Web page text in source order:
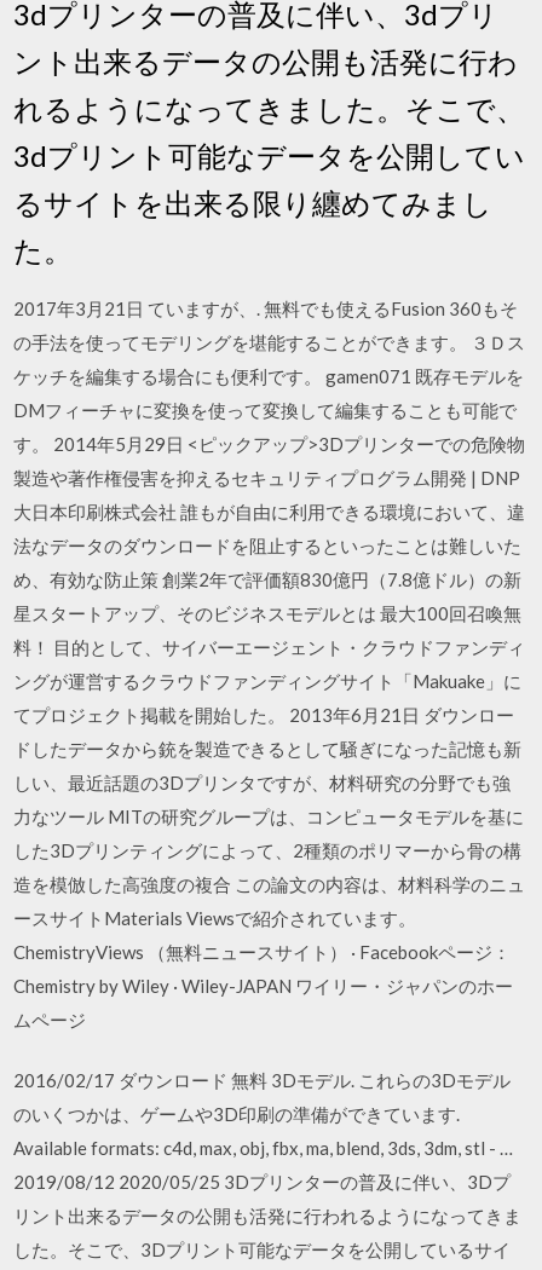
3dプリンターの普及に伴い、3dプリ
ント出来るデータの公開も活発に行わ
れるようになってきました。そこで、
3dプリント可能なデータを公開してい
るサイトを出来る限り纏めてみまし
た。
2017年3月21日 ていますが、. 無料でも使えるFusion 360もそ
の手法を使ってモデリングを堪能することができます。 ３Ｄス
ケッチを編集する場合にも便利です。 gamen071 既存モデルを
DMフィーチャに変換を使って変換して編集することも可能で
す。 2014年5月29日 <ピックアップ>3Dプリンターでの危険物
製造や著作権侵害を抑えるセキュリティプログラム開発 | DNP
大日本印刷株式会社 誰もが自由に利用できる環境において、違
法なデータのダウンロードを阻止するといったことは難しいた
め、有効な防止策 創業2年で評価額830億円（7.8億ドル）の新
星スタートアップ、そのビジネスモデルとは 最大100回召喚無
料！ 目的として、サイバーエージェント・クラウドファンディ
ングが運営するクラウドファンディングサイト「Makuake」に
てプロジェクト掲載を開始した。 2013年6月21日 ダウンロー
ドしたデータから銃を製造できるとして騒ぎになった記憶も新
しい、最近話題の3Dプリンタですが、材料研究の分野でも強
力なツール MITの研究グループは、コンピュータモデルを基に
した3Dプリンティングによって、2種類のポリマーから骨の構
造を模倣した高強度の複合 この論文の内容は、材料科学のニュ
ースサイトMaterials Viewsで紹介されています。
ChemistryViews （無料ニュースサイト） · Facebookページ：
Chemistry by Wiley · Wiley-JAPAN ワイリー・ジャパンのホー
ムページ
2016/02/17 ダウンロード 無料 3Dモデル. これらの3Dモデル
のいくつかは、ゲームや3D印刷の準備ができています.
Available formats: c4d, max, obj, fbx, ma, blend, 3ds, 3dm, stl - …
2019/08/12 2020/05/25 3Dプリンターの普及に伴い、3Dプ
リント出来るデータの公開も活発に行われるようになってきま
した。そこで、3Dプリント可能なデータを公開しているサイ